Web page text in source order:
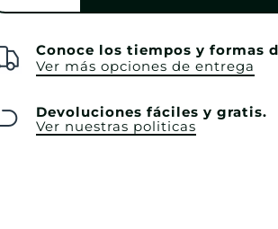
Conoce los tiempos y formas
Ver más opciones de entrega
Devoluciones fáciles y gratis.
Ver nuestras politicas